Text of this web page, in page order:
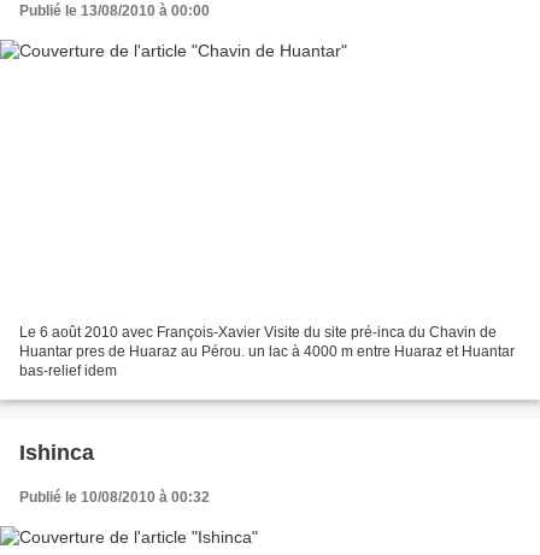
Publié le 13/08/2010 à 00:00
Le 6 août 2010 avec François-Xavier Visite du site pré-inca du Chavin de
Huantar pres de Huaraz au Pérou. un lac à 4000 m entre Huaraz et Huantar
bas-relief idem
Ishinca
Publié le 10/08/2010 à 00:32